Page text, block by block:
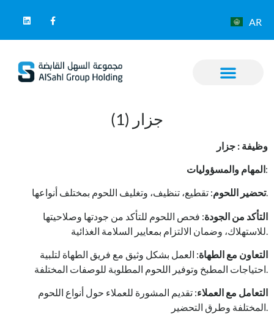
AR
(1) جزار
وظيفة : جزار
المهام والمسؤوليات:
تحضير اللحوم: تقطيع، تنظيف، وتغليف اللحوم بمختلف أنواعها.
التأكد من الجودة: فحص اللحوم للتأكد من جودتها وصلاحيتها
التعاون مع الطهاة: العمل بشكل وثيق مع فريق الطهاة لتلبية
احتياجات المطبخ وتوفير اللحوم المطلوبة للوصفات المختلفة.
التعامل مع العملاء: تقديم المشورة للعملاء حول أنواع اللحوم
المختلفة وطرق التحضير.